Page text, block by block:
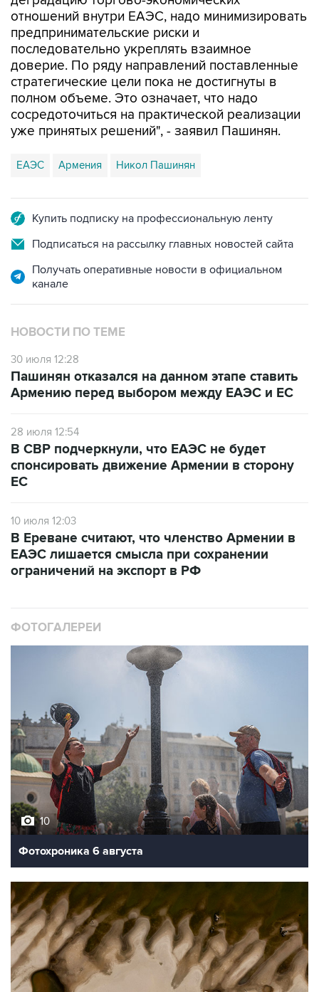
последовательно укреплять взаимное
доверие. По ряду направлений поставленные
стратегические цели пока не достигнуты в
полном объеме. Это означает, что надо
сосредоточиться на практической реализации
уже принятых решений", - заявил Пашинян.
ЕАЭС Армения Никол Пашинян
Подписаться на рассылку главных новостей сайта
Получать оперативные новости в официальном
НОВОСТИ ПО ТЕМЕ
30 июля 12:28
Армению перед выбором между ЕАЭС и ЕС
28 июля 12:54
спонсировать движение Армении в сторону
ЕС
ЕАЭС лишается смысла при сохранении
ограничений на экспорт в РФ
Фотохроника 6 августа